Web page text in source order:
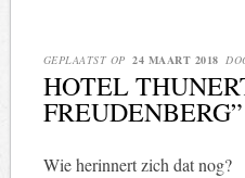
GEPLAATST OP 24 MAART 2018
HOTEL
Wie herinnert zich dat nog?